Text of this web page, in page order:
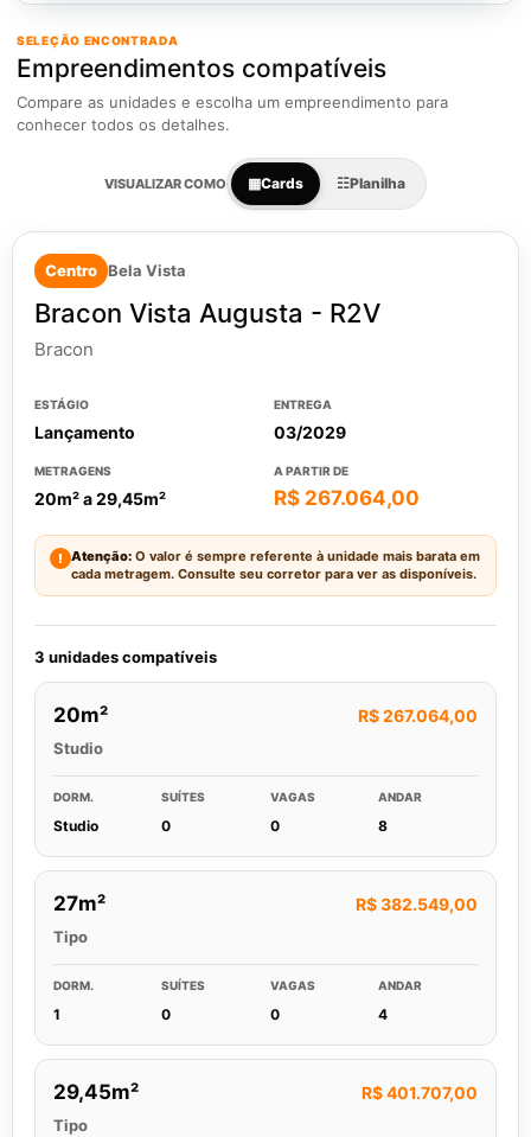
SELEÇÃO ENCONTRADA
Empreendimentos compatíveis
Compare as unidades e escolha um empreendimento para
conhecer todos os detalhes.
VISUALIZAR COMO ▦Cards ☷Planilha
Centro Bela Vista
Bracon Vista Augusta - R2V
Bracon
ESTÁGIO
Lançamento
ENTREGA
03/2029
METRAGENS
20m² a 29,45m²
A PARTIR DE
R$ 267.064,00
! Atenção: O valor é sempre referente à unidade mais barata em
cada metragem. Consulte seu corretor para ver as disponíveis.
3 unidades compatíveis
20m² R$ 267.064,00
Studio
DORM.
Studio
SUÍTES
0
VAGAS
0
ANDAR
8
27m² R$ 382.549,00
Tipo
DORM.
1
SUÍTES
0
VAGAS
0
ANDAR
4
29,45m² R$ 401.707,00
Tipo